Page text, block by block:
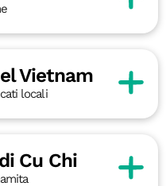
Vietnam
locali
Cu Chi